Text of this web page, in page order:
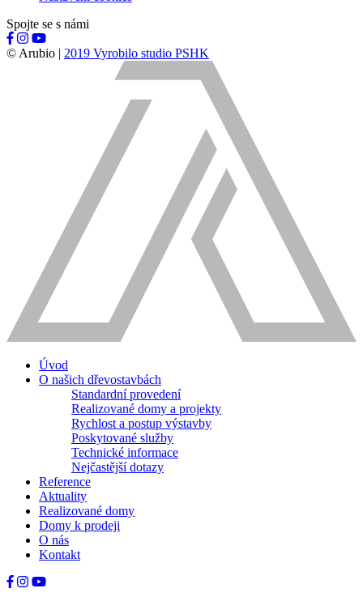
Spojte se s námi
© Arubio | 2019 Vyrobilo studio PSHK
Úvod
O našich dřevostavbách
Standardní provedení
Realizované domy a projekty
Rychlost a postup výstavby
Poskytované služby
Technické informace
Nejčastější dotazy
Reference
Aktuality
Realizované domy
Domy k prodeji
O nás
Kontakt